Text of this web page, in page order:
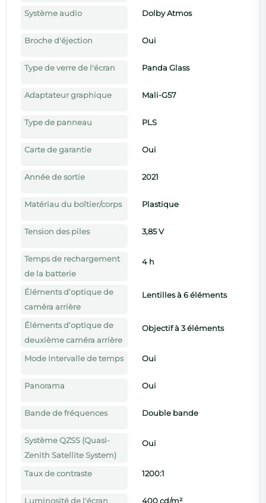
Système audio Dolby Atmos
Broche d'éjection Oui
Type de verre de l'écran Panda Glass
Adaptateur graphique Mali-G57
Type de panneau PLS
Carte de garantie Oui
Année de sortie 2021
Matériau du boîtier/corps Plastique
Tension des piles 3,85 V
Temps de rechargement
de la batterie
4 h
Éléments d’optique de
caméra arrière
Lentilles à 6 éléments
Éléments d’optique de
deuxième caméra arrière
Objectif à 3 éléments
Mode Intervalle de temps Oui
Panorama Oui
Bande de fréquences Double bande
Système QZSS (Quasi-
Zenith Satellite System)
Oui
Taux de contraste 1200:1
Luminosité de l'écran 400 cd/m²